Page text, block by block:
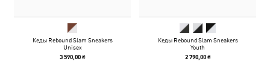
Кеды Rebound Slam Sneakers
Unisex
3 590,00 ₴
Кеды Rebound Slam Sneakers
Youth
2 790,00 ₴